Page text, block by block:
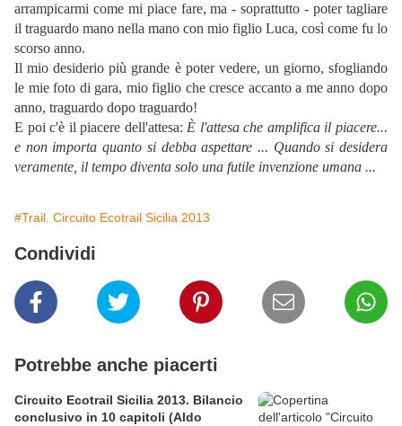
arrampicarmi come mi piace fare, ma - soprattutto - poter tagliare
il traguardo mano nella mano con mio figlio Luca, così come fu lo
scorso anno.
Il mio desiderio più grande è poter vedere, un giorno, sfogliando
le mie foto di gara, mio figlio che cresce accanto a me anno dopo
anno, traguardo dopo traguardo!
E poi c'è il piacere dell'attesa: È l'attesa che amplifica il piacere...
e non importa quanto si debba aspettare ... Quando si desidera
veramente, il tempo diventa solo una futile invenzione umana ...
#Trail. Circuito Ecotrail Sicilia 2013
Condividi
Potrebbe anche piacerti
Circuito Ecotrail Sicilia 2013. Bilancio
conclusivo in 10 capitoli (Aldo